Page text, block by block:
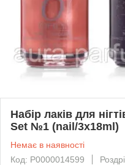
Набір лаків для
Set №1 (nail/3х18ml)
Немає в наявності
Код: P0000014599